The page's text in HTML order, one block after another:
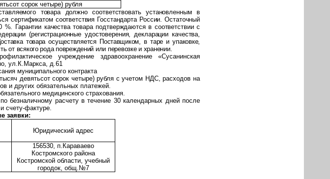
сорок четыре) рубля
товара должно соответствовать установленным в
сертификатом соответствия Госстандарта России. Остаточный
Гарантии качества товара подтверждаются в соответствии с
(регистрационные удостоверения, декларации качества,
товара осуществляется Поставщиком, в таре и упаковке,
всякого рода повреждений или перевозке и хранении.
учреждение здравоохранение «Сусанинская
ул.К.Маркса, д.61
муниципального контракта
девятьсот сорок четыре) рубля с учетом НДС, расходов на
и других обязательных платежей.
медицинского страхования.
безналичному расчету в течение 30 календарных дней после
счету-фактуре.
заявки:
Юридический адрес
156530, п.Караваево
Костромского района
Костромской области, учебный
городок, общ.№7